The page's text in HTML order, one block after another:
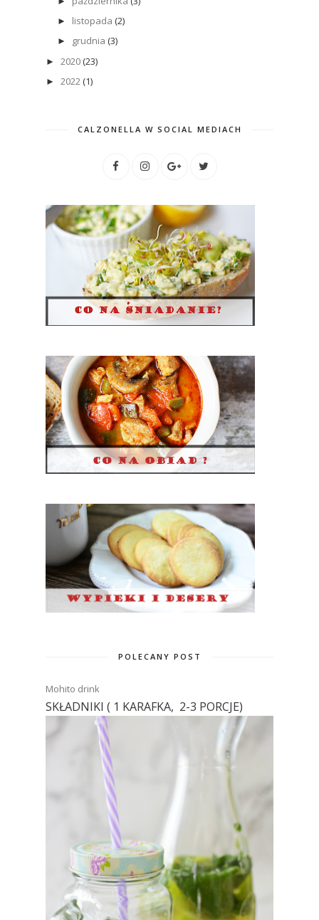
► listopada (2)
► grudnia (3)
► 2020 (23)
► 2022 (1)
CALZONELLA W SOCIAL MEDIACH
POLECANY POST
Mohito drink
SKŁADNIKI ( 1 KARAFKA, 2-3 PORCJE)